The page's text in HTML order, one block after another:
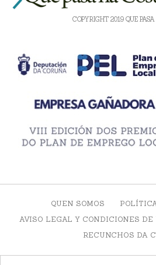
COPYRIGHT 2019 QUE
QUEN SOMOS
AVISO LEGAL Y CONDICIONES DE
RECUNCHOS DA